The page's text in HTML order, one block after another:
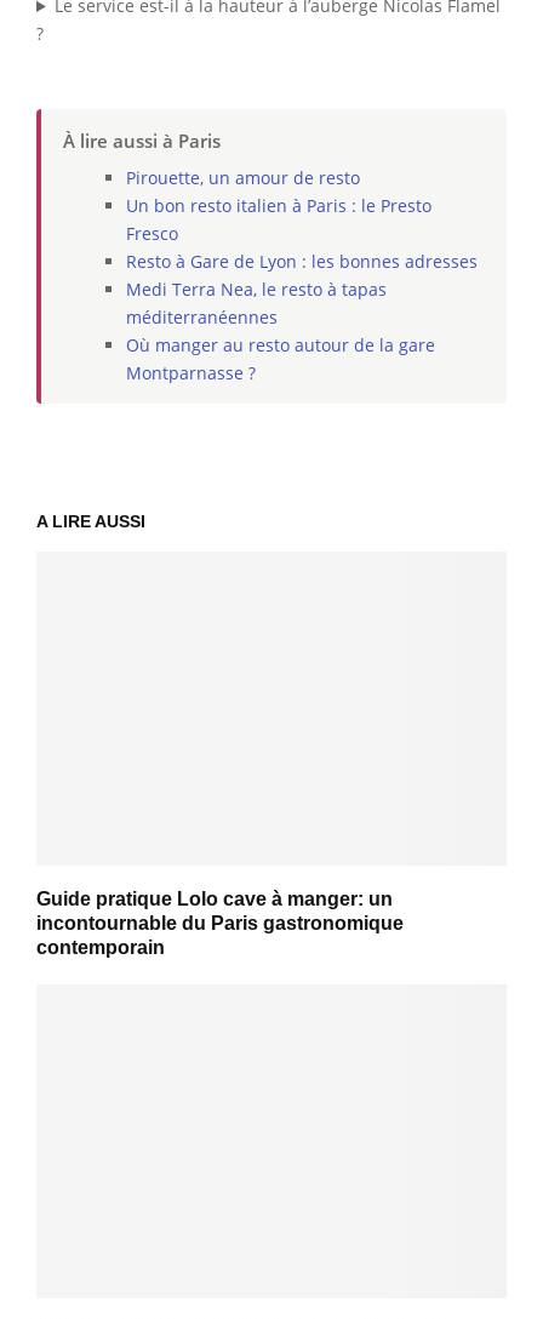
Le service est-il à la hauteur à l’auberge Nicolas Flamel
?
À lire aussi à Paris
Pirouette, un amour de resto
Un bon resto italien à Paris : le Presto
Fresco
Resto à Gare de Lyon : les bonnes adresses
Medi Terra Nea, le resto à tapas
méditerranéennes
Où manger au resto autour de la gare
Montparnasse ?
A LIRE AUSSI
Guide pratique Lolo cave à manger: un
incontournable du Paris gastronomique
contemporain